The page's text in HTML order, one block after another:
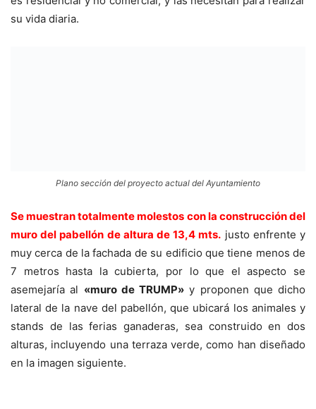
su vida diaria.
Plano sección del proyecto actual del Ayuntamiento
Se muestran totalmente molestos con la construcción del
muro del pabellón de altura de 13,4 mts. justo enfrente y
muy cerca de la fachada de su edificio que tiene menos de
7 metros hasta la cubierta, por lo que el aspecto se
asemejaría al «muro de TRUMP» y proponen que dicho
lateral de la nave del pabellón, que ubicará los animales y
stands de las ferias ganaderas, sea construido en dos
alturas, incluyendo una terraza verde, como han diseñado
en la imagen siguiente.